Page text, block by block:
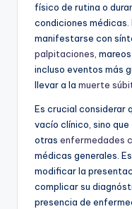
físico de rutina o
condiciones médicas.
manifestarse con
palpitaciones ,
incluso eventos más
llevar a la muerte
Es crucial considerar
vacío clínico, sino
otras enfermedades
médicas generales.
modificar la
complicar su
presencia de